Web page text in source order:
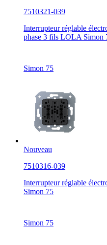
7510321-039
Interrupteur réglable
phase 3 fils LOLA Simon
Simon 75
Nouveau
7510316-039
Interrupteur réglable
Simon 75
Simon 75